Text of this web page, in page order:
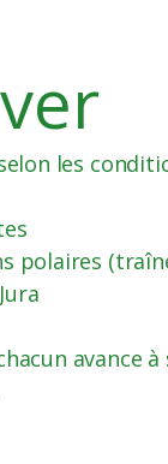
les
polaires
avance